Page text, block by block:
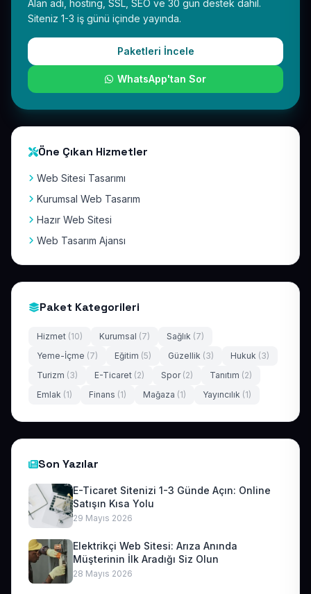
Alan adı, hosting, SSL, SEO ve 30 gün destek dahil.
Siteniz 1-3 iş günü içinde yayında.
Paketleri İncele
WhatsApp'tan Sor
Öne Çıkan Hizmetler
Web Sitesi Tasarımı
Kurumsal Web Tasarım
Hazır Web Sitesi
Web Tasarım Ajansı
Paket Kategorileri
Hizmet (10) Kurumsal (7) Sağlık (7)
Yeme-İçme (7) Eğitim (5) Güzellik (3) Hukuk (3)
Turizm (3) E-Ticaret (2) Spor (2) Tanıtım (2)
Emlak (1) Finans (1) Mağaza (1) Yayıncılık (1)
Son Yazılar
E-Ticaret Sitenizi 1-3 Günde Açın: Online
Satışın Kısa Yolu
29 Mayıs 2026
Elektrikçi Web Sitesi: Arıza Anında
Müşterinin İlk Aradığı Siz Olun
28 Mayıs 2026